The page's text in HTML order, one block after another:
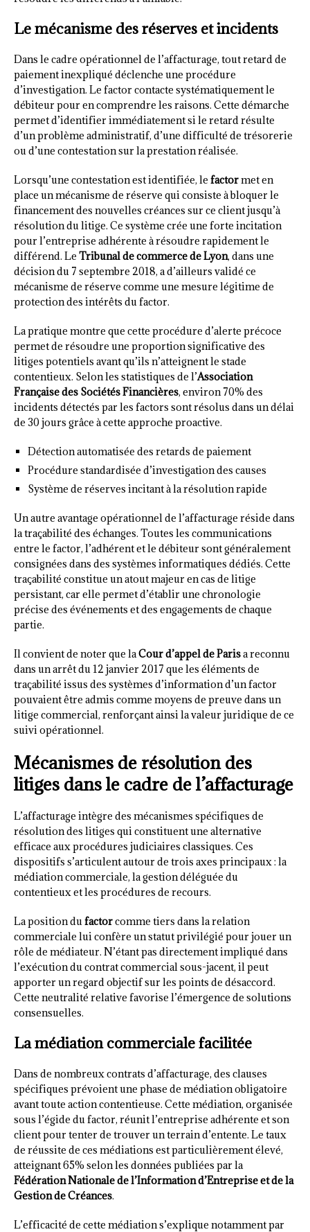
Le mécanisme des réserves et incidents
Dans le cadre opérationnel de l’affacturage, tout retard de
paiement inexpliqué déclenche une procédure
d’investigation. Le factor contacte systématiquement le
débiteur pour en comprendre les raisons. Cette démarche
permet d’identifier immédiatement si le retard résulte
d’un problème administratif, d’une difficulté de trésorerie
ou d’une contestation sur la prestation réalisée.
Lorsqu’une contestation est identifiée, le factormet en
place un mécanisme de réserve qui consiste à bloquer le
financement des nouvelles créances sur ce client jusqu’à
résolution du litige. Ce système crée une forte incitation
pour l’entreprise adhérente à résoudre rapidement le
différend. Le Tribunal de commerce de Lyon, dans une
décision du 7 septembre 2018, a d’ailleurs validé ce
mécanisme de réserve comme une mesure légitime de
protection des intérêts du factor.
La pratique montre que cette procédure d’alerte précoce
permet de résoudre une proportion significative des
litiges potentiels avant qu’ils n’atteignent le stade
contentieux. Selon les statistiques de l’Association
Française des Sociétés Financières, environ 70% des
incidents détectés par les factors sont résolus dans un délai
de 30 jours grâce à cette approche proactive.
Détection automatisée des retards de paiement
Procédure standardisée d’investigation des causes
Système de réserves incitant à la résolution rapide
Un autre avantage opérationnel de l’affacturage réside dans
la traçabilité des échanges. Toutes les communications
entre le factor, l’adhérent et le débiteur sont généralement
consignées dans des systèmes informatiques dédiés. Cette
traçabilité constitue un atout majeur en cas de litige
persistant, car elle permet d’établir une chronologie
précise des événements et des engagements de chaque
partie.
Il convient de noter que laCour d’appel de Parisa reconnu
dans un arrêt du 12 janvier 2017 que les éléments de
traçabilité issus des systèmes d’information d’un factor
pouvaient être admis comme moyens de preuve dans un
litige commercial, renforçant ainsi la valeur juridique de ce
suivi opérationnel.
Mécanismes de résolution des
litiges dans le cadre de l’affacturage
L’affacturage intègre des mécanismes spécifiques de
résolution des litiges qui constituent une alternative
efficace aux procédures judiciaires classiques. Ces
dispositifs s’articulent autour de trois axes principaux : la
médiation commerciale, la gestion déléguée du
contentieux et les procédures de recours.
La position dufactorcomme tiers dans la relation
commerciale lui confère un statut privilégié pour jouer un
rôle de médiateur. N’étant pas directement impliqué dans
l’exécution du contrat commercial sous-jacent, il peut
apporter un regard objectif sur les points de désaccord.
Cette neutralité relative favorise l’émergence de solutions
consensuelles.
La médiation commerciale facilitée
Dans de nombreux contrats d’affacturage, des clauses
spécifiques prévoient une phase de médiation obligatoire
avant toute action contentieuse. Cette médiation, organisée
sous l’égide du factor, réunit l’entreprise adhérente et son
client pour tenter de trouver un terrain d’entente. Le taux
de réussite de ces médiations est particulièrement élevé,
atteignant 65% selon les données publiées par la
Fédération Nationale de l’Information d’Entreprise et de la
Gestion de Créances.
L’efficacité de cette médiation s’explique notamment par